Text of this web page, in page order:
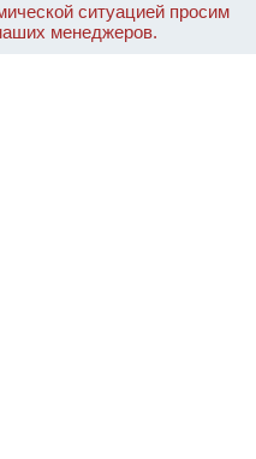
ситуацией просим
менеджеров.